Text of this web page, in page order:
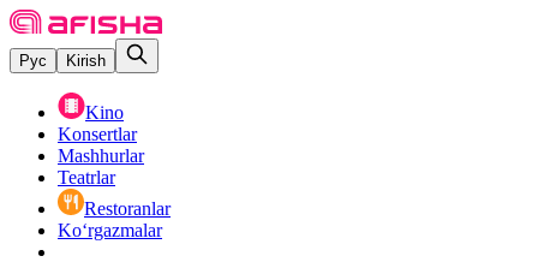
Рус Kirish
Kino
Konsertlar
Mashhurlar
Teatrlar
Restoranlar
Ko‘rgazmalar